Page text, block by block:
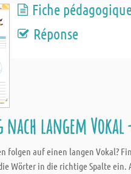
Fiche
Réponse
nach langem Vokal
folgen auf einen langen Vokal?
Wörter in die richtige Spalte ein.